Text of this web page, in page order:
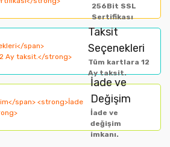
farklı alternatifler olmalı.
256Bit SSL
Sertifikası
Taksit
Seçenekleri
Tüm kartlara 12
Ay taksit.
İade ve
Değişim
İade ve
değişim
imkanı.